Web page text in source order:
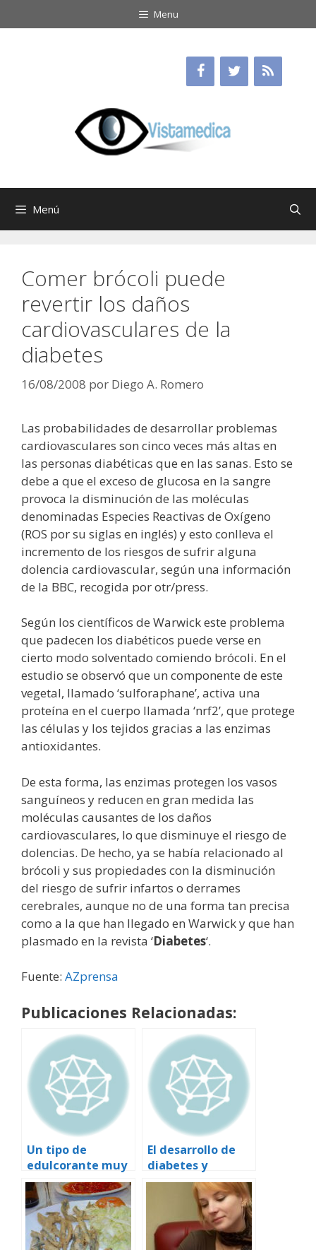
al
Menu
Menú
Comer brócoli puede
revertir los daños
cardiovasculares de la
diabetes
16/08/2008 por Diego A. Romero
Las probabilidades de desarrollar problemas
cardiovasculares son cinco veces más altas en
las personas diabéticas que en las sanas. Esto se
debe a que el exceso de glucosa en la sangre
provoca la disminución de las moléculas
denominadas Especies Reactivas de Oxígeno
(ROS por su siglas en inglés) y esto conlleva el
incremento de los riesgos de sufrir alguna
dolencia cardiovascular, según una información
de la BBC, recogida por otr/press.
Según los científicos de Warwick este problema
que padecen los diabéticos puede verse en
cierto modo solventado comiendo brócoli. En el
estudio se observó que un componente de este
vegetal, llamado ‘sulforaphane’, activa una
proteína en el cuerpo llamada ‘nrf2’, que protege
las células y los tejidos gracias a las enzimas
antioxidantes.
De esta forma, las enzimas protegen los vasos
sanguíneos y reducen en gran medida las
moléculas causantes de los daños
cardiovasculares, lo que disminuye el riesgo de
dolencias. De hecho, ya se había relacionado al
brócoli y sus propiedades con la disminución
del riesgo de sufrir infartos o derrames
cerebrales, aunque no de una forma tan precisa
como a la que han llegado en Warwick y que han
plasmado en la revista ‘Diabetes‘.
Fuente: AZprensa
Publicaciones Relacionadas:
Un tipo de
edulcorante muy
utilizado en
refrescos podría
contribuir al
desarrollo de
diabetes, según
El desarrollo de
diabetes y
obesidad podría
estar relacionado
con los microbios
intestinales y una
dieta rica en